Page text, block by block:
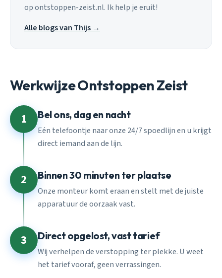
op ontstoppen-zeist.nl. Ik help je eruit!
Alle blogs van Thijs →
Werkwijze Ontstoppen Zeist
1 Bel ons, dag en nacht
Eén telefoontje naar onze 24/7 spoedlijn en u krijgt
direct iemand aan de lijn.
2 Binnen 30 minuten ter plaatse
Onze monteur komt eraan en stelt met de juiste
apparatuur de oorzaak vast.
3 Direct opgelost, vast tarief
Wij verhelpen de verstopping ter plekke. U weet
het tarief vooraf, geen verrassingen.